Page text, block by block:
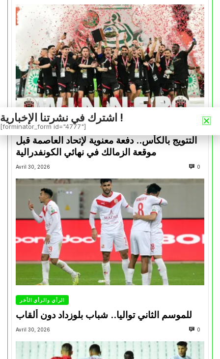
كأس الكونفدرالية
التتويج بالكأس.. دفعة معنوية لإتحاد العاصمة قبل
موقعة الزمالك في نهائي الكونفدرالية
Avril 30, 2026 0
الرأي والرأي الأخر
للموسم الثاني تواليا.. شباب بلوزداد دون ألقاب
Avril 30, 2026 0
اشترك في نشرتنا الإخبارية !
[forminator_form id="4777"]